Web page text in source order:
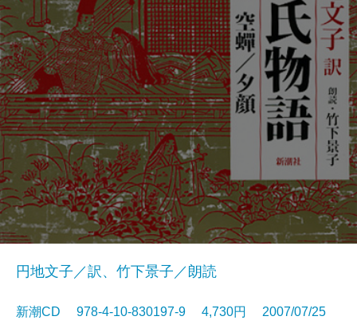
円地文子／訳、竹下景子／朗読
新潮CD 978-4-10-830197-9 4,730円 2007/07/25